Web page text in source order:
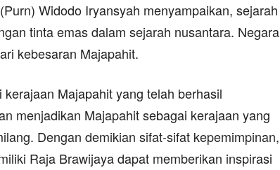
Widodo Iryansyah menyampaikan, sejarah
tinta emas dalam sejarah nusantara. Negara
kebesaran Majapahit.
Majapahit yang telah berhasil
menjadikan Majapahit sebagai kerajaan yang
Dengan demikian sifat-sifat kepemimpinan,
Raja Brawijaya dapat memberikan inspirasi